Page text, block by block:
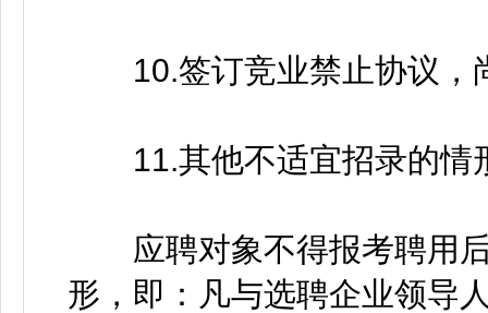
10.签订竞业禁止协议，
11.其他不适宜招录的情
应聘对象不得报考聘用后
形，即：凡与选聘企业领导